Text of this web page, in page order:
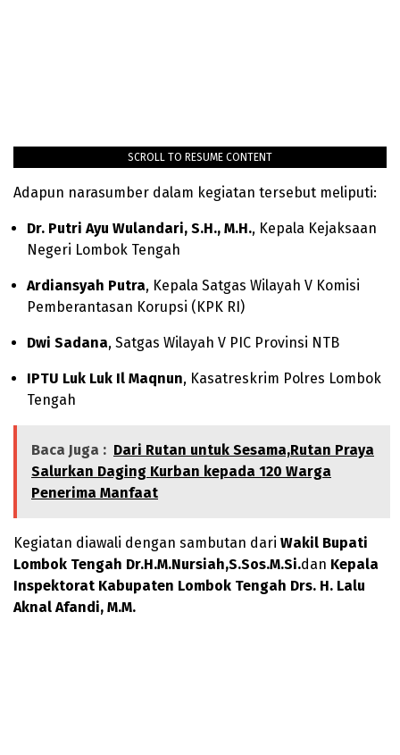
SCROLL TO RESUME CONTENT
Adapun narasumber dalam kegiatan tersebut meliputi:
Dr. Putri Ayu Wulandari, S.H., M.H., Kepala Kejaksaan
Negeri Lombok Tengah
Ardiansyah Putra, Kepala Satgas Wilayah V Komisi
Pemberantasan Korupsi (KPK RI)
Dwi Sadana, Satgas Wilayah V PIC Provinsi NTB
IPTU Luk Luk Il Maqnun, Kasatreskrim Polres Lombok
Tengah
Baca Juga : Dari Rutan untuk Sesama,Rutan Praya
Salurkan Daging Kurban kepada 120 Warga
Penerima Manfaat
Kegiatan diawali dengan sambutan dari Wakil Bupati
Lombok Tengah Dr.H.M.Nursiah,S.Sos.M.Si.dan Kepala
Inspektorat Kabupaten Lombok Tengah Drs. H. Lalu
Aknal Afandi, M.M.